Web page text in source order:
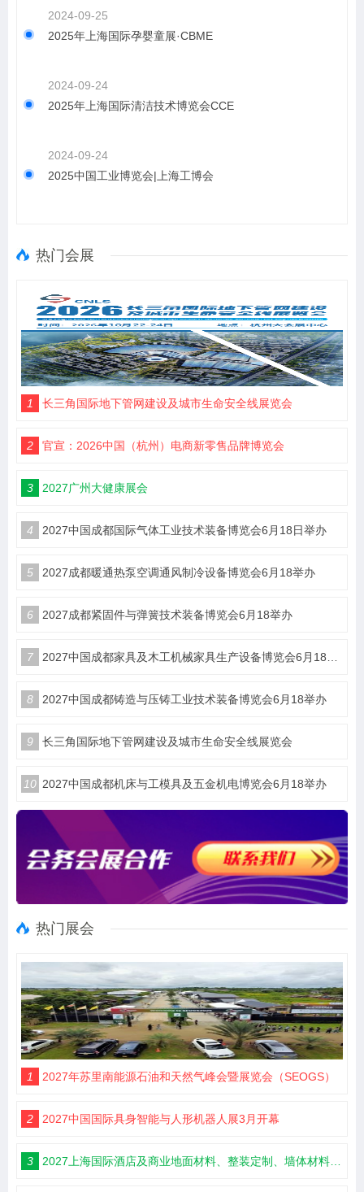
2024-09-25
2025年上海国际孕婴童展·CBME
2024-09-24
2025年上海国际清洁技术博览会CCE
2024-09-24
2025中国工业博览会|上海工博会
热门会展
1 长三角国际地下管网建设及城市生命安全线展览会
2 官宣：2026中国（杭州）电商新零售品牌博览会
3 2027广州大健康展会
4 2027中国成都国际气体工业技术装备博览会6月18日举办
5 2027成都暖通热泵空调通风制冷设备博览会6月18举办
6 2027成都紧固件与弹簧技术装备博览会6月18举办
7 2027中国成都家具及木工机械家具生产设备博览会6月18举办
8 2027中国成都铸造与压铸工业技术装备博览会6月18举办
9 长三角国际地下管网建设及城市生命安全线展览会
10 2027中国成都机床与工模具及五金机电博览会6月18举办
热门展会
1 2027年苏里南能源石油和天然气峰会暨展览会（SEOGS）
2 2027中国国际具身智能与人形机器人展3月开幕
3 2027上海国际酒店及商业地面材料、整装定制、墙体材料及精品设计、智慧酒店、照明及智能控制博览会 展位火热销售中！